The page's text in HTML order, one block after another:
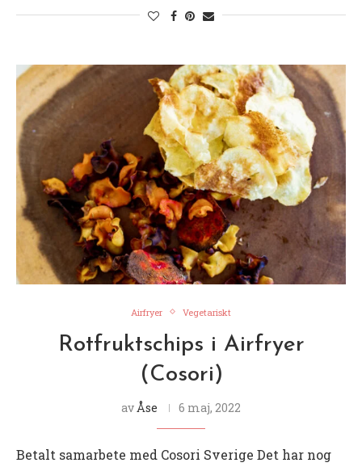
Airfryer Vegetariskt
Rotfruktschips i Airfryer
(Cosori)
av Åse 6 maj, 2022
Betalt samarbete med Cosori Sverige Det har nog